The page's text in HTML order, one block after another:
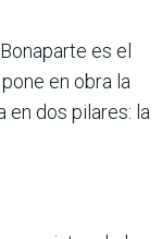
es el
en obra la
en dos pilares: la